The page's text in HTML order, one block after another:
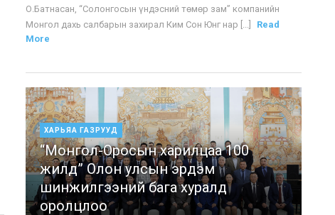
О.Батнасан, “Солонгосын үндэсний төмөр зам” компанийн
Монгол дахь салбарын захирал Ким Сон Юнг нар [...]
Read
More
ХАРЬЯА ГАЗРУУД
“Монгол-Оросын харилцаа 100
жилд” Олон улсын эрдэм
шинжилгээний бага хуралд
оролцлоо